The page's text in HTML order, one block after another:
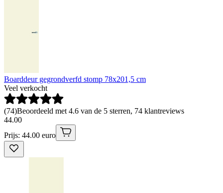
Boarddeur gegrondverfd stomp 78x201,5 cm
Veel verkocht
(74)Beoordeeld met 4.6 van de 5 sterren, 74 klantreviews
44.00
Prijs: 44.00 euro